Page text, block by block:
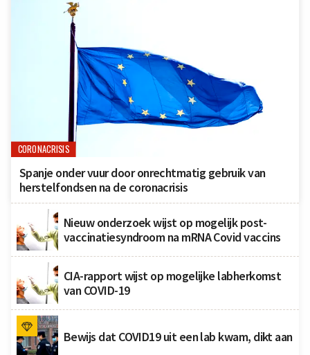
CORONACRISIS
Spanje onder vuur door onrechtmatig gebruik van
herstelfondsen na de coronacrisis
Nieuw onderzoek wijst op mogelijk post-
vaccinatiesyndroom na mRNA Covid vaccins
CIA-rapport wijst op mogelijke labherkomst
van COVID-19
Bewijs dat COVID19 uit een lab kwam, dikt aan